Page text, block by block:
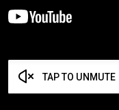
TAP TO UNMUTE